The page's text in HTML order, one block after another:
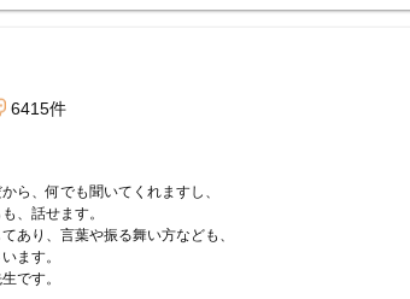
6415件
ら、何でも聞いてくれますし、
、話せます。
あり、言葉や振る舞い方なども、
ます。
です。